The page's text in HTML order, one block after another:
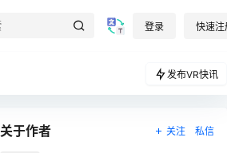
登录 快速注
发布VR快讯
关于作者 关注 私信